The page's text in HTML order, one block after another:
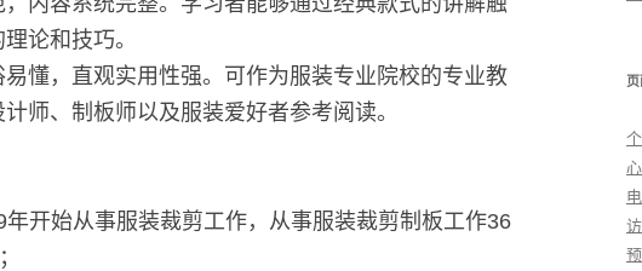
论和技巧。
懂，直观实用性强。可作为服装专业院校的专业教
师、制板师以及服装爱好者参考阅读。
开始从事服装裁剪工作，从事服装裁剪制板工作36